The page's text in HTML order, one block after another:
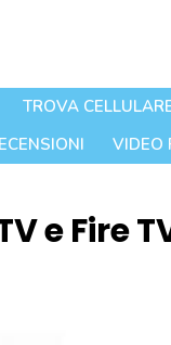
TROVA
VIDEO
e Fire